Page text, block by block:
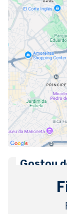
Gostou
Preencha
solicite uma
Nome